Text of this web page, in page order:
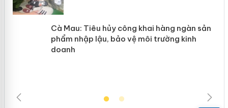
Cà Mau: Tiêu hủy công khai hàng
ngàn sản phẩm nhập lậu, bảo vệ môi
trường kinh doanh